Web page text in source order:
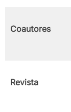
Coautores
Revista